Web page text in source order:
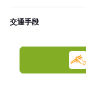
交通手段